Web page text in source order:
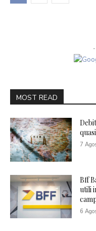
-
MOST READ
7
Bff
utili
6